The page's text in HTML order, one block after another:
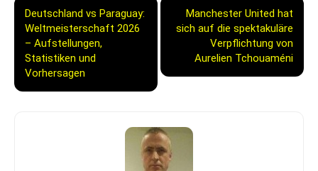
Deutschland vs Paraguay:
Weltmeisterschaft 2026
– Aufstellungen,
Statistiken und
Vorhersagen
Manchester United hat
sich auf die spektakuläre
Verpflichtung von
Aurelien Tchouaméni